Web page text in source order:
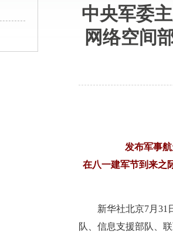
中央军委
网络空间
发布军事
在八一建军节到来之
新华社北京7月31
队、信息支援部队、